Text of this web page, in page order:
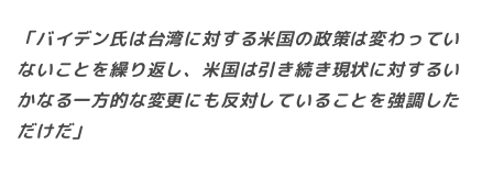
「バイデン氏は台湾に対する米国の政策は変わってい
ないことを繰り返し、米国は引き続き現状に対するい
かなる一方的な変更にも反対していることを強調した
だけだ」